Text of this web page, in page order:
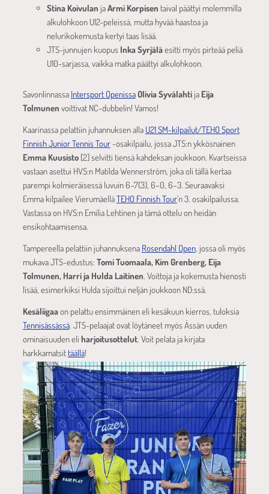
Stina Koivulan jaArmi Korpisen taival päättyi molemmilla
alkulohkoon U12-peleissä, mutta hyvää haastoa ja
nelurikokemusta kertyi taas lisää.
JTS-junnujen kuopus Inka Syrjäläesitti myös pirteää peliä
U10-sarjassa, vaikka matka päättyi alkulohkoon.
Savonlinnassa Intersport OpenissaOlivia Syvälahtija Eija
Tolmunen voittivat NC-dubbelin! Vamos!
Kaarinassa pelattiin juhannuksen alla U21 SM-kilpailut/TEHO Sport
Finnish Junior Tennis Tour-osakilpailu, jossa JTS:n ykkösnainen
Emma Kuusisto[2] selvitti tiensä kahdeksan joukkoon. Kvartseissa
vastaan asettui HVS:n Matilda Wennerström, joka oli tällä kertaa
parempi kolmieräisessä luvuin 6–7(3), 6–0, 6–3. Seuraavaksi
Emma kilpailee VierumäelläTEHO Finnish Tour'n 3. osakilpailussa.
Vastassa on HVS:n Emilia Lehtinen ja tämä ottelu on heidän
ensikohtaamisensa.
Tampereella pelattiin juhannuksena Rosendahl Open, jossa oli myös
mukava JTS-edustus: Tomi Tuomaala, Kim Grenberg, Eija
Tolmunen, Harri ja Hulda Laitinen . Voittoja ja kokemusta hienosti
lisää, esimerkiksi Hulda sijoittui neljän joukkoon ND:ssä.
Kesäliigaaon pelattu ensimmäinen eli kesäkuun kierros, tuloksia
Tennisässässä. JTS-pelaajat ovat löytäneet myös Ässän uuden
ominaisuuden eli harjoitusottelut. Voit pelata ja kirjata
harkkamatsittäällä!